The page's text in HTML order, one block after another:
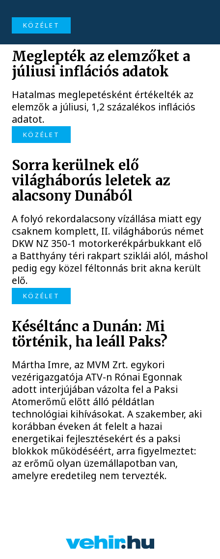
KÖZÉLET
Meglepték az elemzőket a
júliusi inflációs adatok
Hatalmas meglepetésként értékelték az
elemzők a júliusi, 1,2 százalékos inflációs
adatot.
KÖZÉLET
Sorra kerülnek elő
világháborús leletek az
alacsony Dunából
A folyó rekordalacsony vízállása miatt egy
csaknem komplett, II. világháborús német
DKW NZ 350-1 motorkerékpárbukkant elő
a Batthyány téri rakpart sziklái alól, máshol
pedig egy közel féltonnás brit akna került
elő.
KÖZÉLET
Késéltánc a Dunán: Mi
történik, ha leáll Paks?
Mártha Imre, az MVM Zrt. egykori
vezérigazgatója ATV-n Rónai Egonnak
adott interjújában vázolta fel a Paksi
Atomerőmű előtt álló példátlan
technológiai kihívásokat. A szakember, aki
korábban éveken át felelt a hazai
energetikai fejlesztésekért és a paksi
blokkok működéséért, arra figyelmeztet:
az erőmű olyan üzemállapotban van,
amelyre eredetileg nem tervezték.